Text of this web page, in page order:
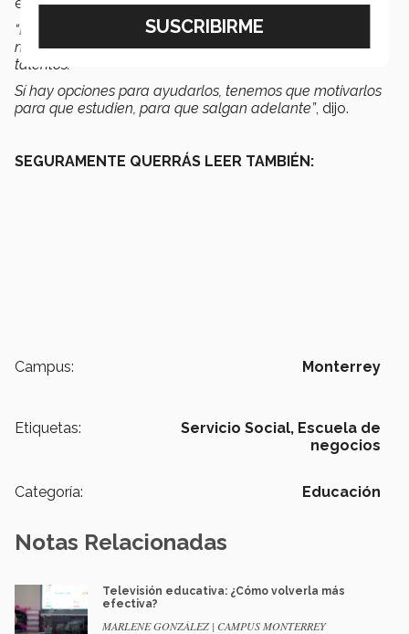
“La carencia afectiva es difícil de identificar, pero en
nuestras manos está el ayudarlos a encontrar sus
talentos.
Sí hay opciones para ayudarlos, tenemos que motivarlos
para que estudien, para que salgan adelante”, dijo.
SEGURAMENTE QUERRÁS LEER TAMBIÉN:
Campus: Monterrey
Etiquetas: Servicio Social, Escuela de
negocios
Categoría: Educación
Notas Relacionadas
Televisión educativa: ¿Cómo volverla más
efectiva?
MARLENE GONZÁLEZ | CAMPUS MONTERREY